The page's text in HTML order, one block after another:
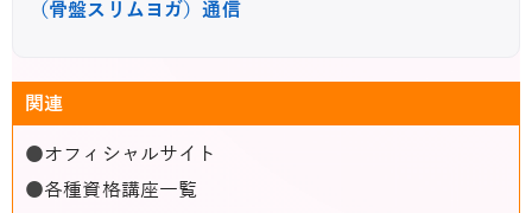
（骨盤スリムヨガ）通信
関連
●オフィシャルサイト
●各種資格講座一覧